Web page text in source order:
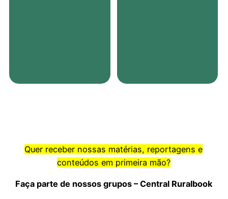
Quer receber nossas matérias, reportagens e
conteúdos em primeira mão?
Faça parte de nossos grupos – Central Ruralbook